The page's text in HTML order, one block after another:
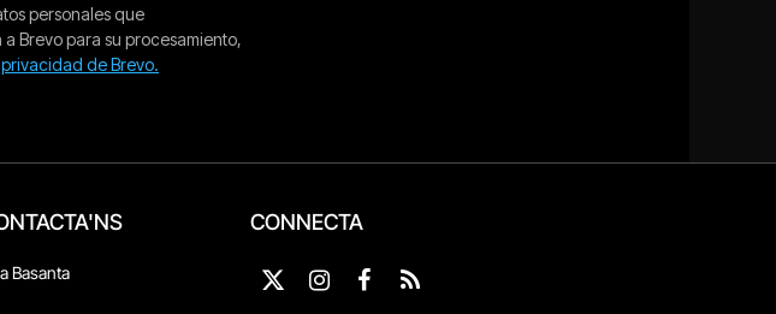
Basanta
CONNECTA
X
Instagram
Facebook
RSS